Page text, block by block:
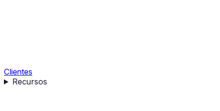
Clientes
Recursos